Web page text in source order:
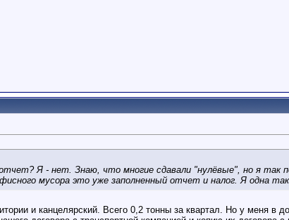
Я - нет. Знаю, что многие сдавали "нулёвые", но я
мусора это уже заполненный отчет и налог. Я одна
и канцелярский. Всего 0,2 тонны за квартал. Но у меня в